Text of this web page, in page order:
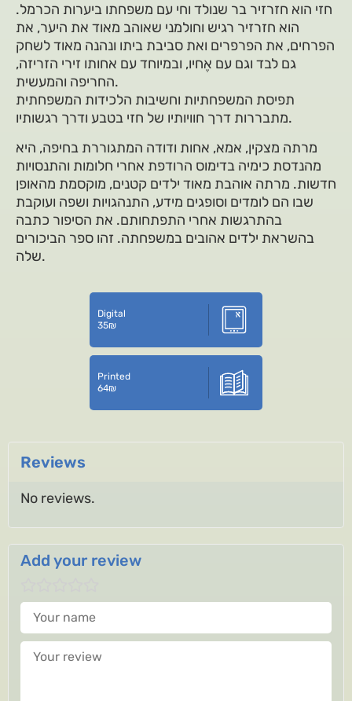
חזי הוא חזרזיר בר שנולד וחי עם משפחתו ביערות הכרמל.
הוא חזרזיר רגיש וחולמני שאוהב מאוד את היער, את
הפרחים, את הפרפרים ואת סביבת ביתו ונהנה מאוד לשחק
גם לבד וגם עם אֶחיו, ובמיוחד עם אחותו זירי הזריזה,
החריפה והמעשית.
תפיסת המשפחתיות וחשיבות הלכידות המשפחתית
מתבררות דרך חוויותיו של חזי בטבע ודרך רגשותיו.
מרתה מצקין, אמא, אחות ודודה המתגוררת בחיפה, היא
מהנדסת כימיה בדימוס הרודפת אחרי חלומות והתנסויות
חדשות. מרתה אוהבת מאוד ילדים קטנים, מוקסמת מהאופן
שבו הם לומדים וסופגים מידע, התנהגויות ושפה ועוקבת
בהתרגשות אחרי התפתחותם. את הסיפור כתבה
בהשראת ילדים אהובים במשפחתה. זהו ספר הביכורים
שלה.
Digital
35₪
Printed
64₪
Reviews
No reviews.
Add your review
Your name
Your review